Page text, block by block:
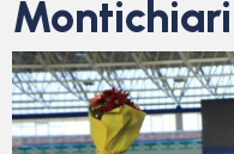
Montichiari